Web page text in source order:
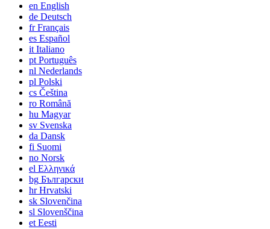
en English
de Deutsch
frFrançais
es Español
it Italiano
pt Português
nl Nederlands
pl Polski
cs Čeština
ro Română
hu Magyar
sv Svenska
da Dansk
fi Suomi
no Norsk
el Ελληνικά
bg Български
hrHrvatski
sk Slovenčina
sl Slovenščina
et Eesti